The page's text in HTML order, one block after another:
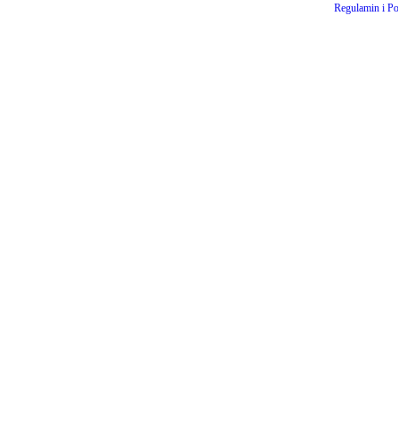
Regulamin i